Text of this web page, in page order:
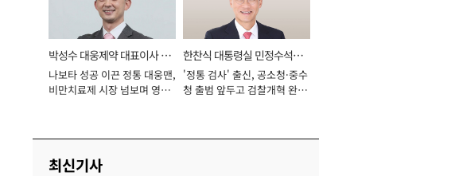
박성수 대웅제약 대표이사 사
장
나보타 성공 이끈 정통 대웅맨,
비만치료제 시장 넘보며 영업
한찬식 대통령실 민정수석비
서관
'정통 검사' 출신, 공소청·중수
청 출범 앞두고 검찰개혁 완수
최신기사